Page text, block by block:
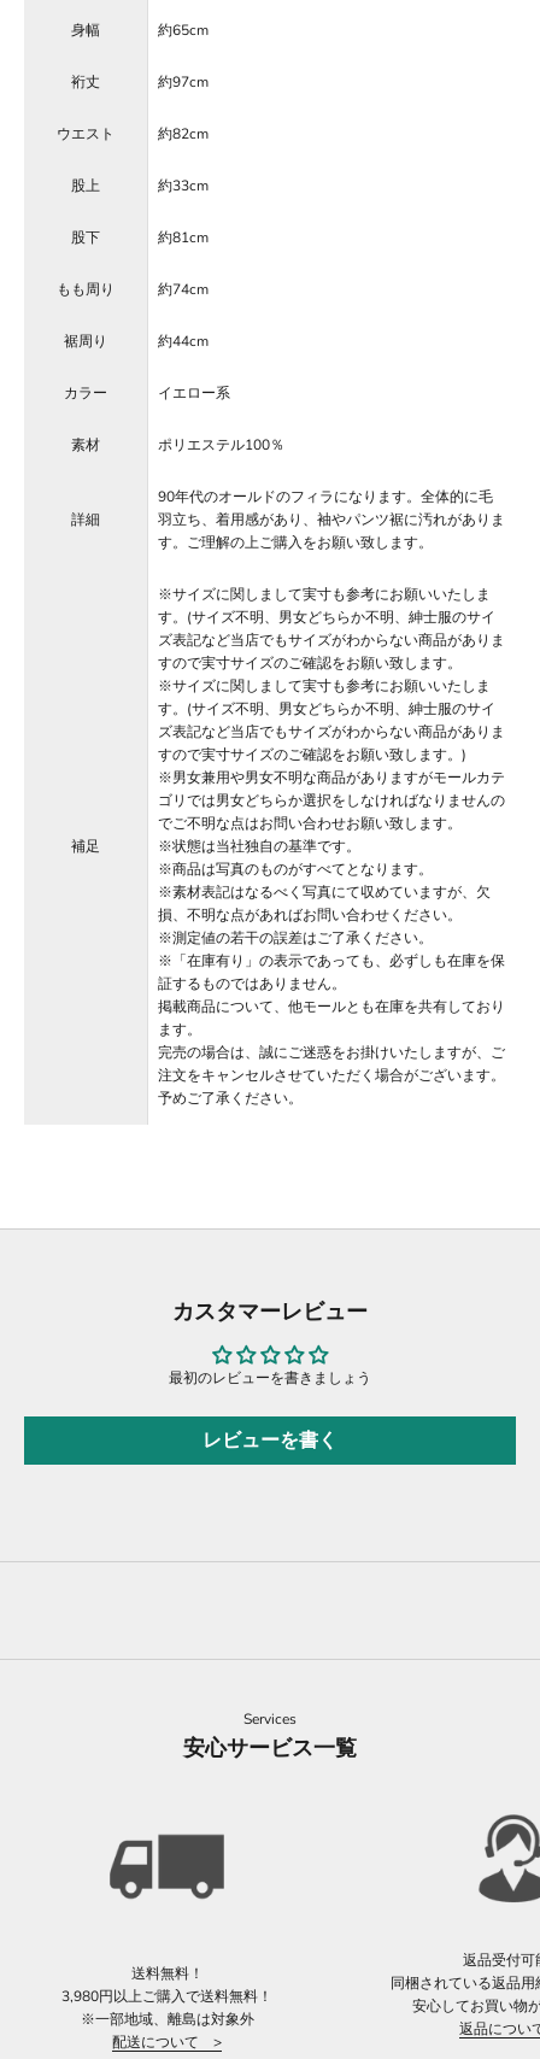
身幅 約65cm
裄丈 約97cm
ウエスト 約82cm
股上 約33cm
股下 約81cm
もも周り 約74cm
裾周り 約44cm
カラー イエロー系
素材 ポリエステル100％
詳細
90年代のオールドのフィラになります。全体的に毛
羽立ち、着用感があり、袖やパンツ裾に汚れがありま
す。ご理解の上ご購入をお願い致します。
補足
※サイズに関しまして実寸も参考にお願いいたしま
す。(サイズ不明、男女どちらか不明、紳士服のサイ
ズ表記など当店でもサイズがわからない商品がありま
すので実寸サイズのご確認をお願い致します。
※サイズに関しまして実寸も参考にお願いいたしま
す。(サイズ不明、男女どちらか不明、紳士服のサイ
ズ表記など当店でもサイズがわからない商品がありま
すので実寸サイズのご確認をお願い致します。)
※男女兼用や男女不明な商品がありますがモールカテ
ゴリでは男女どちらか選択をしなければなりませんの
でご不明な点はお問い合わせお願い致します。
※状態は当社独自の基準です。
※商品は写真のものがすべてとなります。
※素材表記はなるべく写真にて収めていますが、欠
損、不明な点があればお問い合わせください。
※測定値の若干の誤差はご了承ください。
※「在庫有り」の表示であっても、必ずしも在庫を保
証するものではありません。
掲載商品について、他モールとも在庫を共有しており
ます。
完売の場合は、誠にご迷惑をお掛けいたしますが、ご
注文をキャンセルさせていただく場合がございます。
予めご了承ください。
カスタマーレビュー
最初のレビューを書きましょう
レビューを書く
Services
安心サービス一覧
送料無料！
3,980円以上ご購入で送料無料！
※一部地域、離島は対象外
配送について >
返品受付可
同梱されている返品
安心してお買い物
返品につ